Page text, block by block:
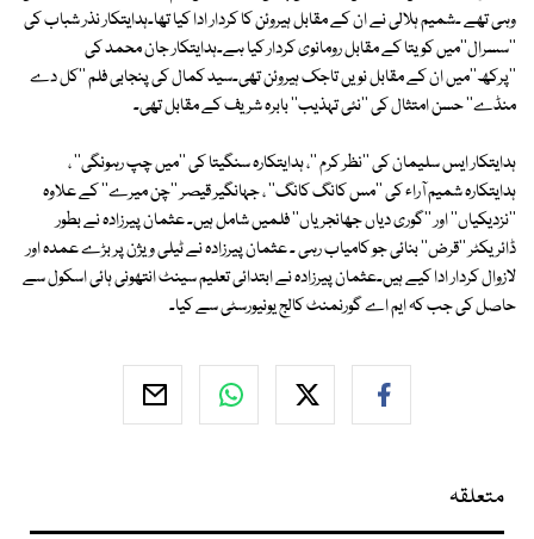
وہی تھے ۔شمیم ہلالی نے ان کے مقابل ہیروئن کا کردار ادا کیا تھا۔ہدایتکار نذر شباب کی
''سسرال''میں کویتا کے مقابل رومانوی کردار کیا ہے۔ہدایتکار جان محمد کی
''پرکھ''میں ان کے مقابل نویں تاجک ہیروئن تھی۔سید کمال کی پنجابی فلم ''کل دے
منڈے'' حسن امتثال کی ''نئی تہذیب'' بابرہ شریف کے مقابل تھی۔
ہدایتکار ایس سلیمان کی ''نظر کرم ''، ہدایتکارہ سنگیتا کی ''میں چپ رہونگی'' ،
ہدایتکارہ شمیم آراء کی ''مس کانگ کانگ'' ، جہانگیر قیصر ''چن میرے'' کے علاوہ
''نزدیکیاں'' اور ''گوری دیاں جھانجریاں'' فلمیں شامل ہیں۔ عثمان پیرزادہ نے بطور
ڈائریکٹر ''قرض'' بنائی جو کامیاب رہی ۔ عثمان پیرزادہ نے ٹیلی ویژن پر بڑے عمدہ اور
لازوال کردار ادا کیے ہیں۔عثمان پیرزادہ نے ابتدائی تعلیم سینٹ انتھونی ہائی اسکول سے
حاصل کی جب کہ ایم اے گورنمنٹ کالج یونیورسٹی سے کیا۔
متعلقہ